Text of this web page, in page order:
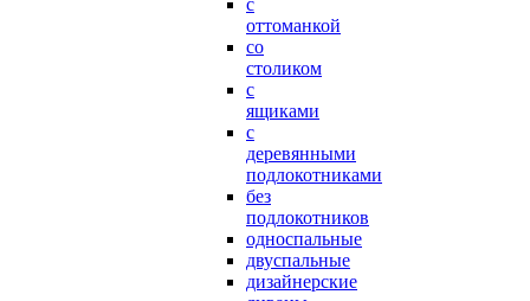
с
оттоманкой
со
столиком
с
ящиками
с
деревянными
подлокотниками
без
подлокотников
односпальные
двуспальные
дизайнерские